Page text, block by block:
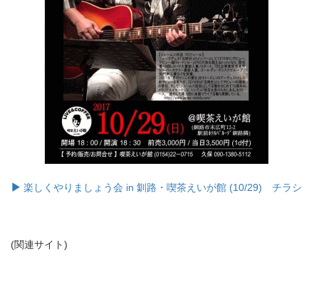
楽しくやりましょう会 in 釧路・喫茶えいが館 (10/29) チラシ
(関連サイト)